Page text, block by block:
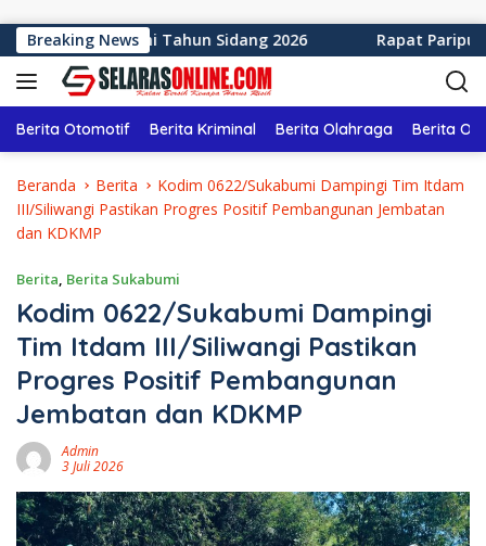
Breaking News
Sukabumi Tahun Sidang 2026 Rapat Paripurna ke-
Berita Otomotif Berita Kriminal Berita Olahraga Berita
Beranda Berita
Kodim 0622/Sukabumi Dampingi Tim Itdam
III/Siliwangi Pastikan Progres Positif Pembangunan Jembatan
dan KDKMP
Berita, Berita Sukabumi
Kodim 0622/Sukabumi Dampingi
Tim Itdam III/Siliwangi Pastikan
Progres Positif Pembangunan
Jembatan dan KDKMP
Admin
3 Juli 2026